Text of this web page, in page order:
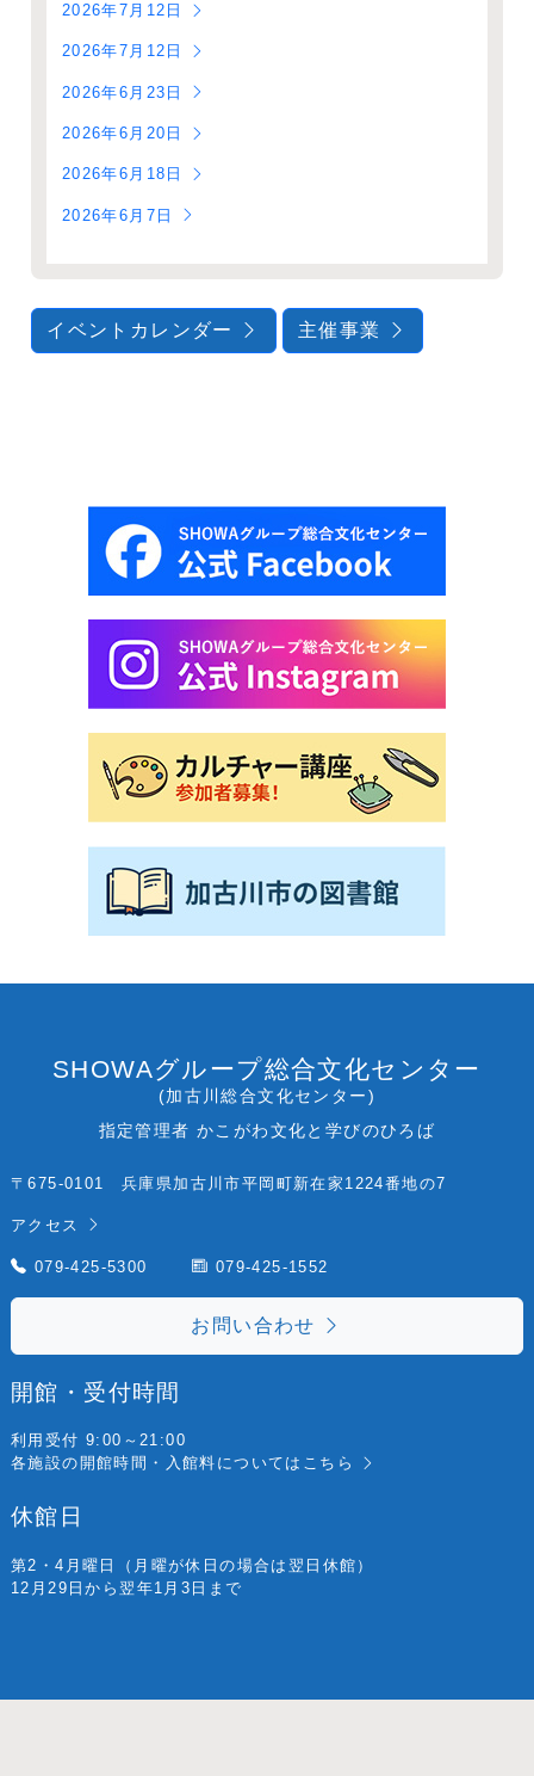
2026年7月12日
2026年7月12日
2026年6月23日
2026年6月20日
2026年6月18日
2026年6月7日
イベントカレンダー 主催事業
SHOWAグループ総合文化センター
(加古川総合文化センター)
指定管理者 かこがわ文化と学びのひろば
〒675-0101 兵庫県加古川市平岡町新在家1224番地の7
アクセス
079-425-5300 079-425-1552
お問い合わせ
開館・受付時間
利用受付 9:00～21:00
各施設の開館時間・入館料については こちら
休館日
第2・4月曜日
（月曜が休日の場合は翌日休館）
12月29日から翌年1月3日まで